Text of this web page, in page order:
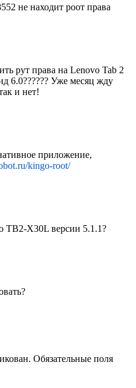
не находит роот права
рут права на Lenovo Tab 2
6.0?????? Уже месяц жду
и нет!
приложение,
kingo-root/
TB2-X30L версии 5.1.1?
Обязательные поля